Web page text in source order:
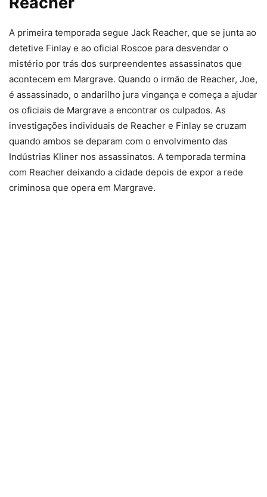
A primeira temporada segue Jack Reacher, que se junta ao
detetive Finlay e ao oficial Roscoe para desvendar o
mistério por trás dos surpreendentes assassinatos que
acontecem em Margrave. Quando o irmão de Reacher, Joe,
é assassinado, o andarilho jura vingança e começa a ajudar
os oficiais de Margrave a encontrar os culpados. As
investigações individuais de Reacher e Finlay se cruzam
quando ambos se deparam com o envolvimento das
Indústrias Kliner nos assassinatos. A temporada termina
com Reacher deixando a cidade depois de expor a rede
criminosa que opera em Margrave.